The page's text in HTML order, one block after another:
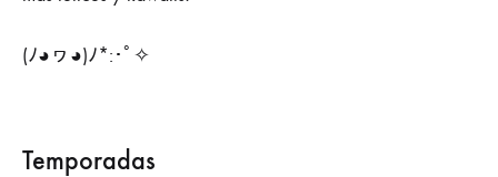
(ﾉ◕ヮ◕)ﾉ*:･ﾟ✧
Temporadas